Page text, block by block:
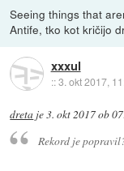
Seeing things that
Antife, tko kot kričijo
xxxul
::3. okt 2017,
dreta je3. okt 2017 ob
Rekord je